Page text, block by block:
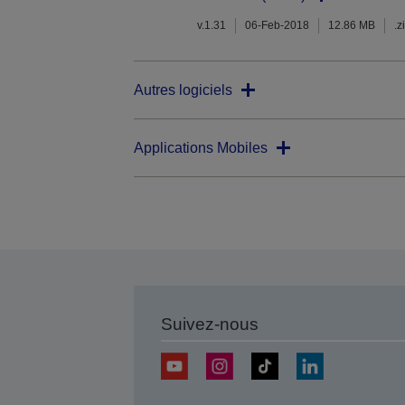
v.1.31 06-Feb-2018 12.86 MB
Autres logiciels
Applications Mobiles
Suivez-nous